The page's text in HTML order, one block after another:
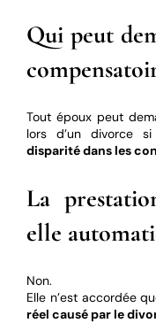
Qui peut
Tout époux peut
lors d’un divorce
disparité dans les
La
elle
Non.
Elle n’est accordée
réel causé par le